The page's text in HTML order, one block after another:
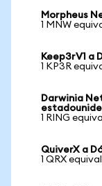
Morpheus
1 MNW
Keep3rV1 a
1 KP3R
Darwinia
1 RING
QuiverX a
1 QRX